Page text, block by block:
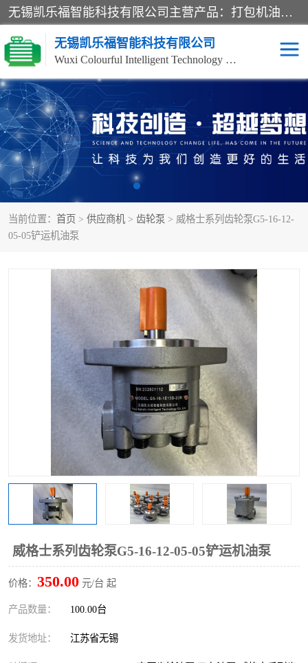
无锡凯乐福智能科技有限公司主营产品：打包机油泵、风冷式油冷却器、液压阀、液压泵、冷却器、过滤器及气动元器件。公司主导生产齿轮泵、齿轮马达、液压阀等产品。共计100多个系列、3000余种规格。覆盖了液压系统的动力元件、控制元件和执行元件，具备较强的成套供货、服务能力。
无锡凯乐福智能科技有限公司
Wuxi Colourful Intelligent Technology Co., Ltd
当前位置： 首页 > 供应商机 > 齿轮泵 > 威格士系列齿轮泵G5-16-12-
05-05铲运机油泵
威格士系列齿轮泵G5-16-12-05-05铲运机油泵
价格： 350.00 元/台 起
产品数量： 100.00台
发货地址： 江苏省无锡
齿轮泵 机床冷却泵
风冷式油冷却器 叶片泵
液压马达
柱塞泵 方向阀
高压球阀 电机
列管式油冷却器